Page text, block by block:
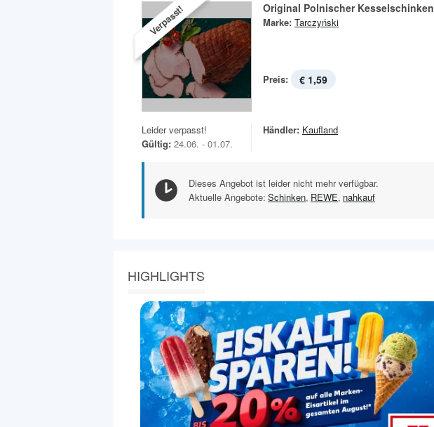
Verpasst! Original Polnischer Kesselschinken
Marke: Tarczyński
Preis: € 1,59
Leider verpasst!
Gültig: 24.06. - 01.07.
Händler: Kaufland
Dieses Angebot ist leider nicht mehr verfügbar.
Aktuelle Angebote: Schinken, REWE, nahkauf
HIGHLIGHTS